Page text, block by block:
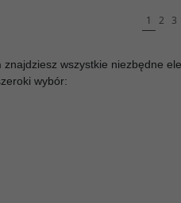
1 2 3
znajdziesz wszystkie niezbędne
wybór: